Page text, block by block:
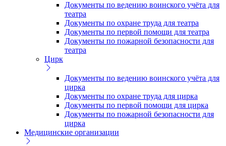
Документы по ведению воинского учёта для
театра
Документы по охране труда для театра
Документы по первой помощи для театра
Документы по пожарной безопасности для
театра
Цирк
Документы по ведению воинского учёта для
цирка
Документы по охране труда для цирка
Документы по первой помощи для цирка
Документы по пожарной безопасности для
цирка
Медицинские организации